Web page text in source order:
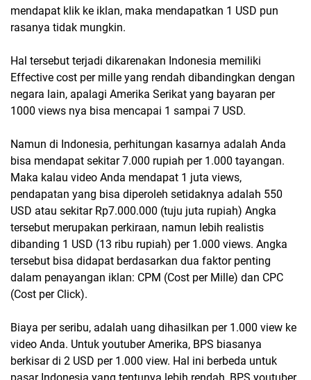
mendapat klik ke iklan, maka mendapatkan 1 USD pun
rasanya tidak mungkin.
Hal tersebut terjadi dikarenakan Indonesia memiliki
Effective cost per mille yang rendah dibandingkan dengan
negara lain, apalagi Amerika Serikat yang bayaran per
1000 views nya bisa mencapai 1 sampai 7 USD.
Namun di Indonesia, perhitungan kasarnya adalah Anda
bisa mendapat sekitar 7.000 rupiah per 1.000 tayangan.
Maka kalau video Anda mendapat 1 juta views,
pendapatan yang bisa diperoleh setidaknya adalah 550
USD atau sekitar Rp7.000.000 (tuju juta rupiah) Angka
tersebut merupakan perkiraan, namun lebih realistis
dibanding 1 USD (13 ribu rupiah) per 1.000 views. Angka
tersebut bisa didapat berdasarkan dua faktor penting
dalam penayangan iklan: CPM (Cost per Mille) dan CPC
(Cost per Click).
Biaya per seribu, adalah uang dihasilkan per 1.000 view ke
video Anda. Untuk youtuber Amerika, BPS biasanya
berkisar di 2 USD per 1.000 view. Hal ini berbeda untuk
pasar Indonesia yang tentunya lebih rendah, BPS youtuber